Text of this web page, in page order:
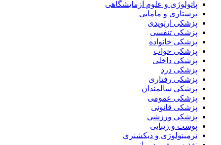
پاتولوژی و علوم آزمایشگاهی
پرستاری و مامایی
پزشکی ارتوپدی
پزشکی تنفسی
پزشکی خانواده
پزشکی خواب
پزشکی داخلی
پزشکی درد
پزشکی رفتاری
پزشکی سالمندان
پزشکی عمومی
پزشکی قانونی
پزشکی ورزشی
پوست و زیبایی
ترمینولوژی و دیکشنری